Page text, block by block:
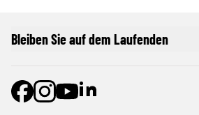
Bleiben Sie auf dem Laufenden